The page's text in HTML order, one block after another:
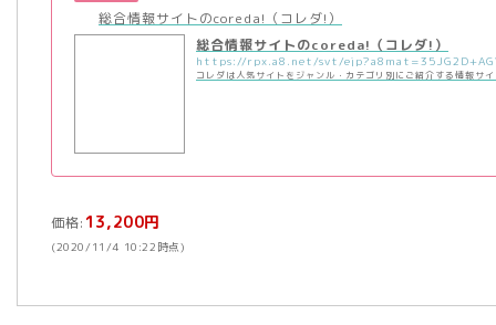
総合情報サイトのcoreda!（コレダ!）
総合情報サイトのcoreda!（コレダ!）
コレダは人気サイトをジャンル・カテゴリ別にご紹介する情報サ
価格: 13,200円
(2020/11/4 10:22時点)